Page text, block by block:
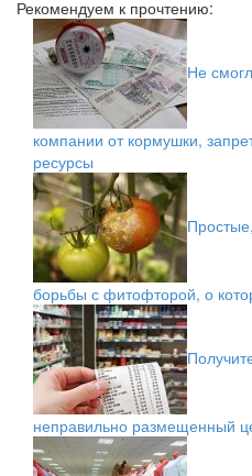
Рекомендуем к прочтению:
Не
компании от кормушки,
ресурсы
борьбы с фитофторой, о
неправильно размещенный